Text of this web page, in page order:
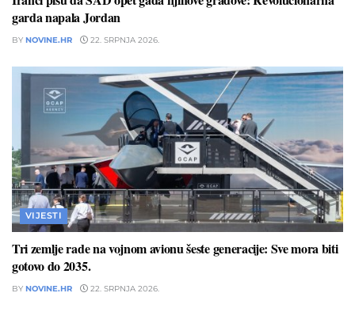
garda napala Jordan
BY NOVINE.HR 22. SRPNJA 2026.
VIJESTI
Tri zemlje rade na vojnom avionu šeste generacije: Sve mora biti
gotovo do 2035.
BY NOVINE.HR 22. SRPNJA 2026.